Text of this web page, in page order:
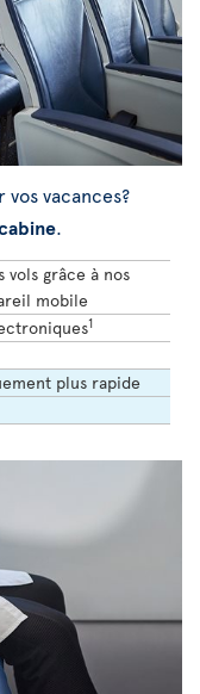
vacances?
.
vols grâce à nos
mobile
1
plus rapide